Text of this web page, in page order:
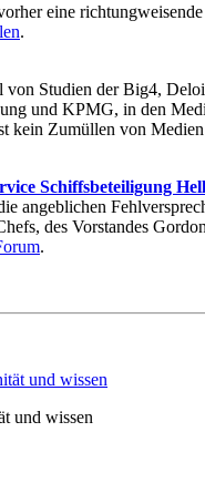
eine
.
Studien der Big4,
und KPMG, in den
kein Zumüllen von
Schiffsbeteiligung
angeblichen
des Vorstandes
.
und wissen